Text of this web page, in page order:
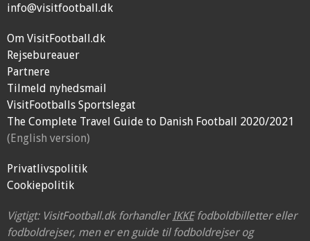
info@visitfootball.dk
Om VisitFootball.dk
Rejsebureauer
Partnere
Tilmeld nyhedsmail
VisitFootballs Sportslegat
The Complete Travel Guide to Danish Football 2020/2021
(English version)
Privatlivspolitik
Cookiepolitik
Vigtigt: VisitFootball.dk forhandler IKKEfodboldbilletter eller
fodboldrejser, men er en guide til fodboldrejser og